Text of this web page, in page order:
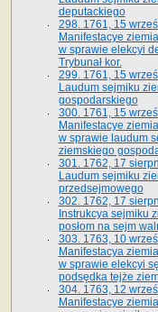
deputackiego
298. 1761, 15
Manifestacye
w sprawie elekcyi
Trybunał kor.
299. 1761, 15
Laudum sejmiku
gospodarskiego
300. 1761, 15
Manifestacye
w sprawie laudum
ziemskiego
301. 1762, 17
Laudum sejmiku
przedsejmowego
302. 1762, 17
Instrukcya sejmiku
posłom na sejm
303. 1763, 10
Manifestacya
w sprawie elekcyi
podsędka tejże
304. 1763, 12
Manifestacye